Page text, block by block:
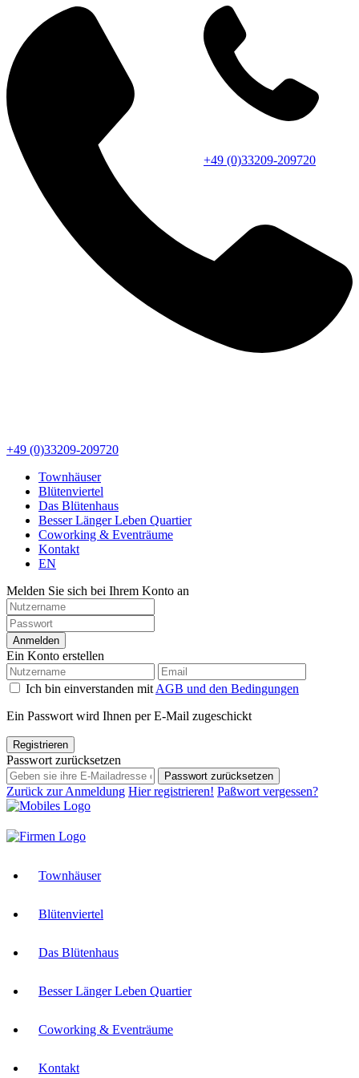
+49 (0)33209-209720
Townhäuser
Blütenviertel
Das Blütenhaus
Besser Länger Leben Quartier
Coworking & Eventräume
Kontakt
EN
Melden Sie sich bei Ihrem Konto an
Anmelden
Ein Konto erstellen
Ich bin einverstanden mit AGB und den Bedingungen
Ein Passwort wird Ihnen per E-Mail zugeschickt
Registrieren
Passwort zurücksetzen
Passwort zurücksetzen
Zurück zur Anmeldung Hier registrieren! Paßwort vergessen?
Townhäuser
Blütenviertel
Das Blütenhaus
Besser Länger Leben Quartier
Coworking & Eventräume
Kontakt
+49 (0)33209-209720